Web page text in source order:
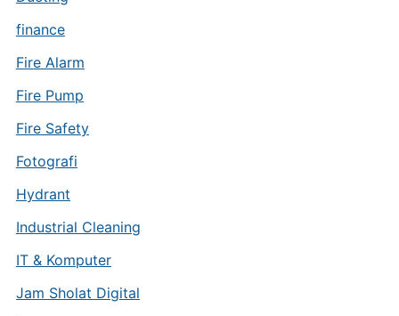
finance
Fire Alarm
Fire Pump
Fire Safety
Fotografi
Hydrant
Industrial Cleaning
IT & Komputer
Jam Sholat Digital